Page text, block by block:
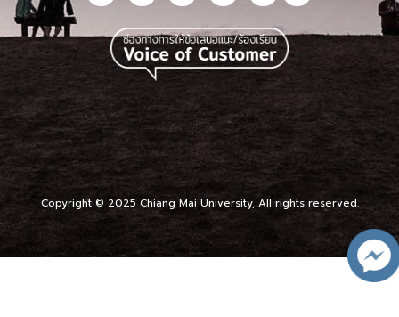
Copyright © 2025 Chiang Mai University, All rights reserved.